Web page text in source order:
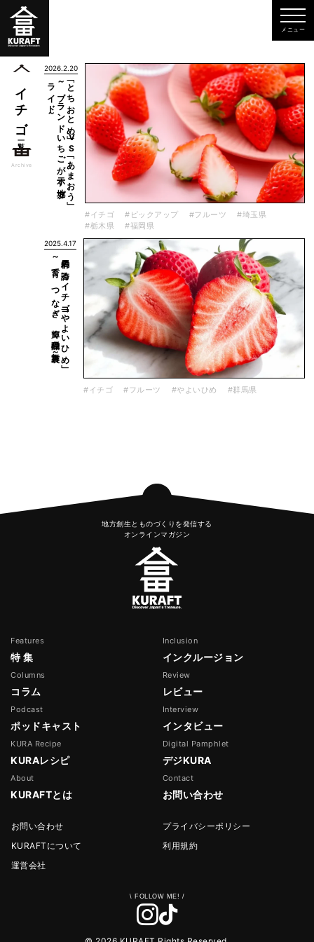
イチゴ
Archive
2026.2.20
「と
ち
お
と
め
」V
S
「あ
ま
お
う
」
～
ブ
ラ
ン
ド
い
ち
ご
が
示す
地方プ
ラ
イ
ド
～
#イチゴ #ピックアップ #フルーツ
#埼玉県
#栃木県
#福岡県
2025.4.17
群馬の
誇る
イ
チ
ゴ
「や
よ
い
ひ
め
」
～
育て
、
つ
な
ぎ
、
輝く
品種の
舞台裏～
#イチゴ #フルーツ #やよいひめ #群馬県
地方創生とものづくりを発信する
オンラインマガジン
Features
特 集
Inclusion
インクルージョン
Columns
コラム
Review
レビュー
Podcast
ポッドキャスト
Interview
インタビュー
KURA Recipe
KURAレシピ
Digital Pamphlet
デジKURA
About
KURAFTとは
Contact
お問い合わせ
お問い合わせ
プライバシーポリシー
KURAFTについて
利用規約
運営会社